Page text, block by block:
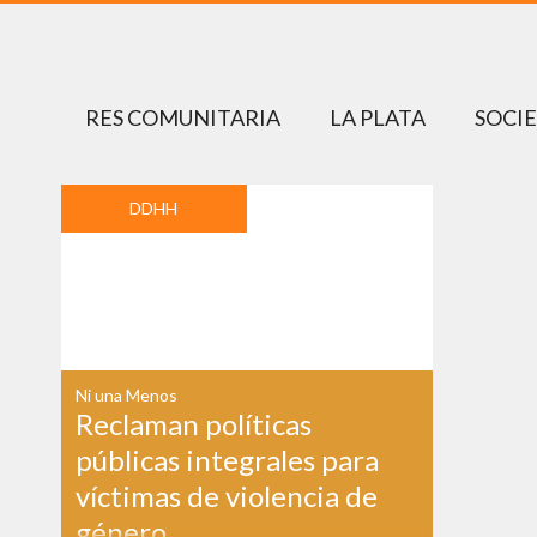
RES COMUNITARIA LA PLATA
DDHH
Ni una Menos
Reclaman políticas
públicas integrales para
víctimas de violencia de